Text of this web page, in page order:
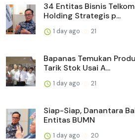
34 Entitas Bisnis
Holding Strategis p...
1 day ago 21
Bapanas Temukan
Tarik Stok Usai A...
1 day ago 21
Siap-Siap, Danantara
Entitas BUMN
1 day ago 20